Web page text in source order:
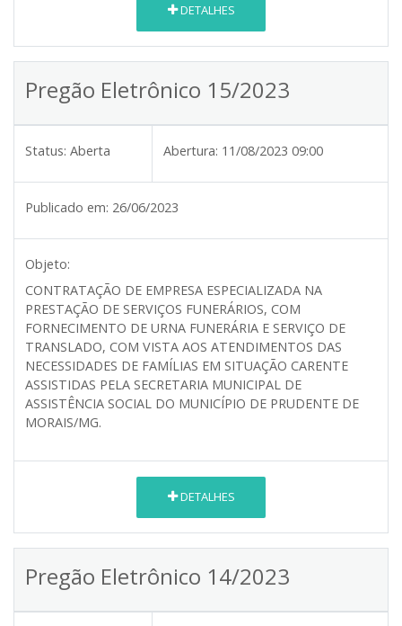
DETALHES
Pregão Eletrônico 15/2023
Status: Aberta Abertura: 11/08/2023 09:00
Publicado em: 26/06/2023
Objeto:
CONTRATAÇÃO DE EMPRESA ESPECIALIZADA NA
PRESTAÇÃO DE SERVIÇOS FUNERÁRIOS, COM
FORNECIMENTO DE URNA FUNERÁRIA E SERVIÇO DE
TRANSLADO, COM VISTA AOS ATENDIMENTOS DAS
NECESSIDADES DE FAMÍLIAS EM SITUAÇÃO CARENTE
ASSISTIDAS PELA SECRETARIA MUNICIPAL DE
ASSISTÊNCIA SOCIAL DO MUNICÍPIO DE PRUDENTE DE
MORAIS/MG.
DETALHES
Pregão Eletrônico 14/2023